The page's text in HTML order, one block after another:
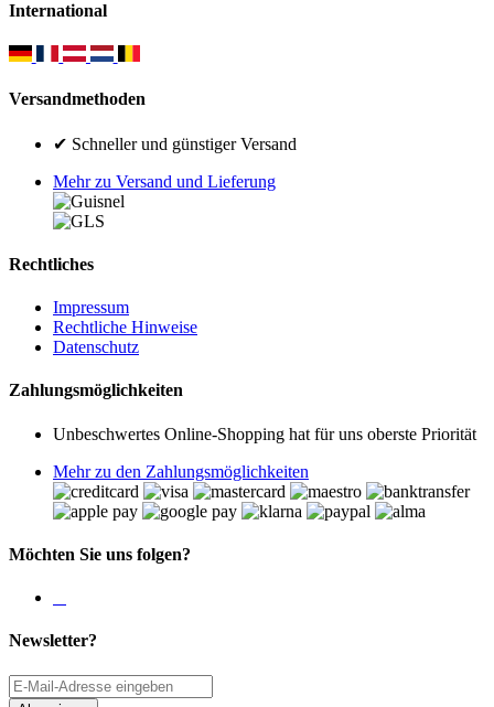
International
Versandmethoden
✔ Schneller und günstiger Versand
Mehr zu Versand und Lieferung
Rechtliches
Impressum
Rechtliche Hinweise
Datenschutz
Zahlungsmöglichkeiten
Unbeschwertes Online-Shopping hat für uns oberste Priorität
Mehr zu den Zahlungsmöglichkeiten
Möchten Sie uns folgen?
Newsletter?